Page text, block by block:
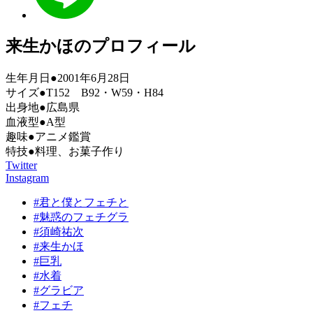
来生かほのプロフィール
生年月日●2001年6月28日
サイズ●T152 B92・W59・H84
出身地●広島県
血液型●A型
趣味●アニメ鑑賞
特技●料理、お菓子作り
Twitter
Instagram
#君と僕とフェチと
#魅惑のフェチグラ
#須崎祐次
#来生かほ
#巨乳
#水着
#グラビア
#フェチ